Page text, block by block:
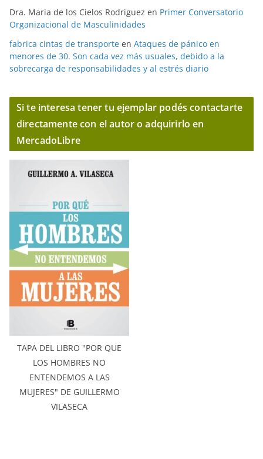
Dra. Maria de los Cielos Rodriguez en Primer Conversatorio
Organizacional de Masculinidades
fabrica cintas de transporte en Ataques de pánico en
menores de 30. Son cada vez más usuales, debido a la
sobrecarga de responsabilidades y al estrés diario
Si te interesa tener tu ejemplar podés contactarte
directamente con el autor o adquirirlo en
MercadoLibre
TAPA DEL LIBRO "POR QUE
LOS HOMBRES NO
ENTENDEMOS A LAS
MUJERES" DE GUILLERMO
VILASECA